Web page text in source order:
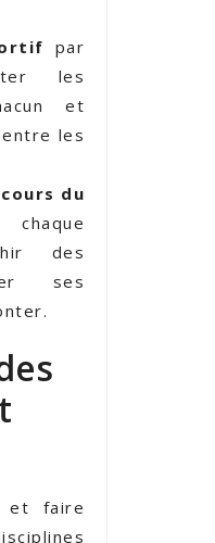
par
les
et
les
du
des
ses
et faire